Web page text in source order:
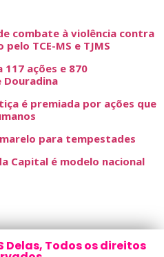
combate à violência contra
TCE-MS e TJMS
ações e 870
Douradina
é premiada por ações que
para tempestades
Capital é modelo nacional
Delas, Todos os direitos